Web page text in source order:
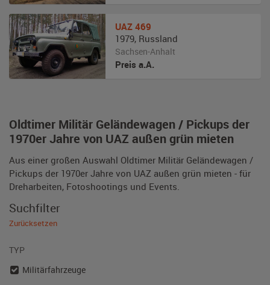
Oldtimer Militär Geländewagen / Pickups der
1970er Jahre von UAZ außen grün mieten
Aus einer großen Auswahl Oldtimer Militär Geländewagen /
Pickups der 1970er Jahre von UAZ außen grün mieten - für
Dreharbeiten, Fotoshootings und Events.
UAZ 469
1979, Russland
Sachsen-Anhalt
Preis a.A.
Suchfilter
Zurücksetzen
TYP
Militärfahrzeuge